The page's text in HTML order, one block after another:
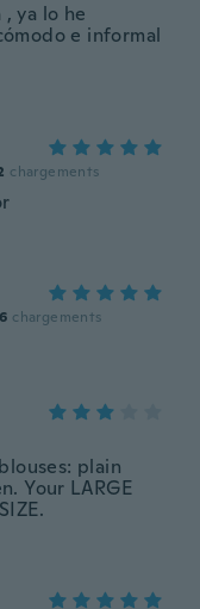
ya lo he
e informal
chargements
6 chargements
plain
Your LARGE